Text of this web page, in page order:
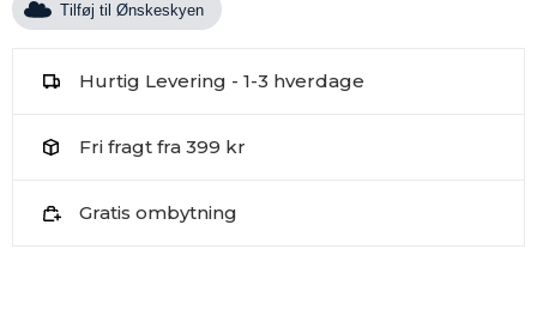
Tilføj til Ønskeskyen
Hurtig Levering - 1-3 hverdage
Fri fragt fra 399 kr
Gratis ombytning